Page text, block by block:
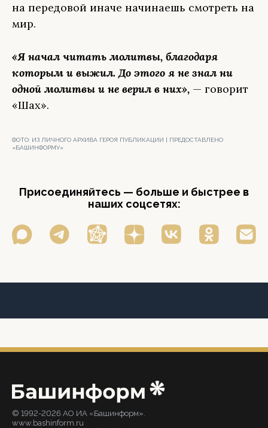
на передовой иначе начинаешь смотреть на
мир.
«Я начал читать молитвы, благодаря
которым и выжил. До этого я не знал ни
одной молитвы и не верил в них», — говорит
«Шах».
ФОТО: ИЗ ЛИЧНОГО АРХИВА ГЕРОЯ ПУБЛИКАЦИИ | ПРЕДОСТАВЛЕНО
«БАШИНФОРМУ»
Присоединяйтесь — больше и быстрее в
наших соцсетях:
© 1992-2026 АО ИА «Башинформ».
www.bashinform.ru